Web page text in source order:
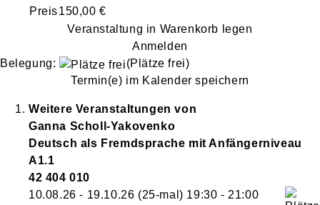
Preis150,00 €
Veranstaltung in Warenkorb legen
Anmelden
Belegung:
(Plätze frei)
Termin(e) im Kalender speichern
Weitere Veranstaltungen von
Ganna Scholl-Yakovenko
Deutsch als Fremdsprache mit Anfängerniveau
A1.1
42 404 010
10.08.26 - 19.10.26 (25-mal) 19:30 - 21:00